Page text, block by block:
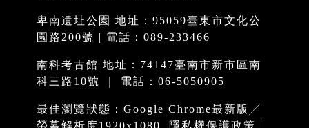
卑南遺址公園 地址：95059臺東市文化公
園路200號 | 電話：089-233466
南科考古館 地址：74147臺南市新市區南
科三路10號 ｜ 電話：06-5050905
最佳瀏覽狀態：Google Chrome最新版╱